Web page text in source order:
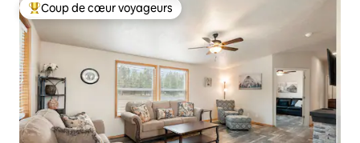
Coups de cœur voyageurs les plus appréciés
Coup de cœur voyageurs